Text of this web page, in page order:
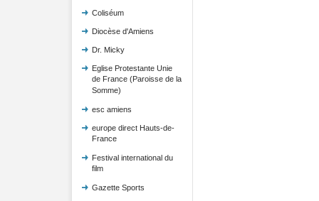
Coliséum
Diocèse d'Amiens
Dr. Micky
Eglise Protestante Unie
de France (Paroisse de la
Somme)
esc amiens
europe direct Hauts-de-
France
Festival international du
film
Gazette Sports